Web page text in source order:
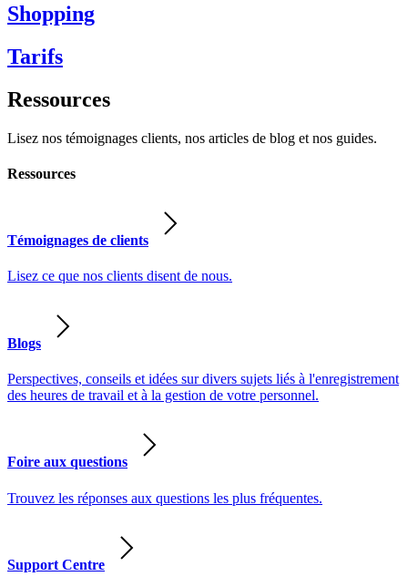
Shopping
Tarifs
Ressources
Lisez nos témoignages clients, nos articles de blog et nos guides.
Ressources
Témoignages de clients
Lisez ce que nos clients disent de nous.
Blogs
Perspectives, conseils et idées sur divers sujets liés à l'enregistrement
des heures de travail et à la gestion de votre personnel.
Foire aux questions
Trouvez les réponses aux questions les plus fréquentes.
Support Centre